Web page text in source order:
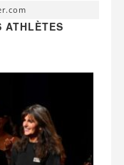
ATHLÈTES